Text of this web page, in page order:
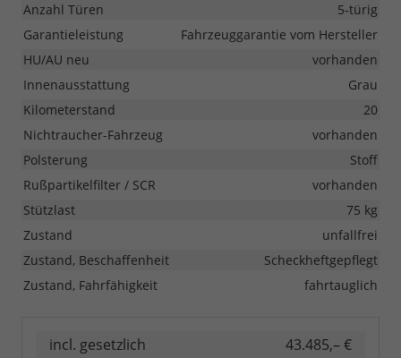
Anzahl Türen
5-türig
Garantieleistung
Fahrzeuggarantie vom Hersteller
HU/AU neu
vorhanden
Innenausstattung
Grau
Kilometerstand
20
Nichtraucher-Fahrzeug
vorhanden
Polsterung
Stoff
Rußpartikelfilter / SCR
vorhanden
Stützlast
75 kg
Zustand
unfallfrei
Zustand, Beschaffenheit
Scheckheftgepflegt
Zustand, Fahrfähigkeit
fahrtauglich
incl. gesetzlich 43.485,– €